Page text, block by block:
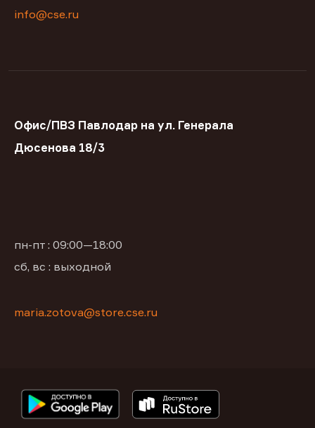
info@cse.ru
Офис/ПВЗ Павлодар на ул. Генерала
Дюсенова 18/3
пн-пт : 09:00—18:00
сб, вс : выходной
maria.zotova@store.cse.ru